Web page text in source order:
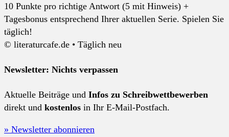
10 Punkte pro richtige Antwort (5 mit Hinweis) +
Tagesbonus entsprechend Ihrer aktuellen Serie. Spielen Sie
täglich!
© literaturcafe.de • Täglich neu
Newsletter: Nichts verpassen
Aktuelle Beiträge und Infos zu Schreibwettbewerben
direkt und kostenlos in Ihr E-Mail-Postfach.
» Newsletter abonnieren